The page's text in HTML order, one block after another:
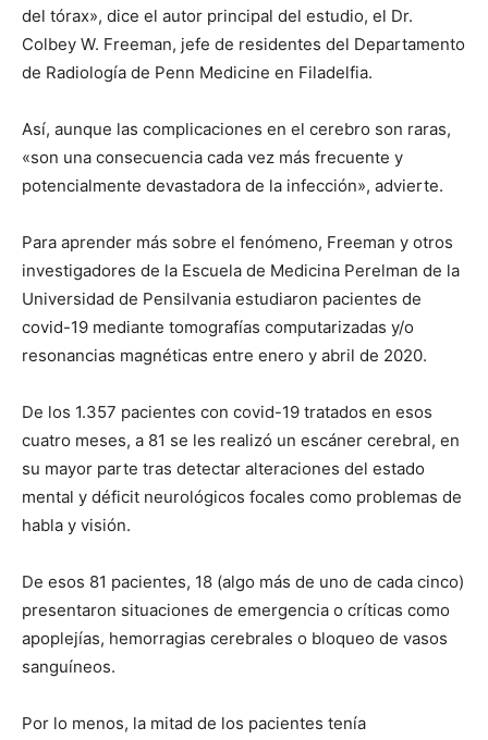
del tórax», dice el autor principal del estudio, el Dr.
Colbey W. Freeman, jefe de residentes del Departamento
de Radiología de Penn Medicine en Filadelfia.
Así, aunque las complicaciones en el cerebro son raras,
«son una consecuencia cada vez más frecuente y
potencialmente devastadora de la infección», advierte.
Para aprender más sobre el fenómeno, Freeman y otros
investigadores de la Escuela de Medicina Perelman de la
Universidad de Pensilvania estudiaron pacientes de
covid-19 mediante tomografías computarizadas y/o
resonancias magnéticas entre enero y abril de 2020.
De los 1.357 pacientes con covid-19 tratados en esos
cuatro meses, a 81 se les realizó un escáner cerebral, en
su mayor parte tras detectar alteraciones del estado
mental y déficit neurológicos focales como problemas de
habla y visión.
De esos 81 pacientes, 18 (algo más de uno de cada cinco)
presentaron situaciones de emergencia o críticas como
apoplejías, hemorragias cerebrales o bloqueo de vasos
sanguíneos.
Por lo menos, la mitad de los pacientes tenía